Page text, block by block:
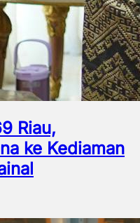
Riau,
ke Kediaman